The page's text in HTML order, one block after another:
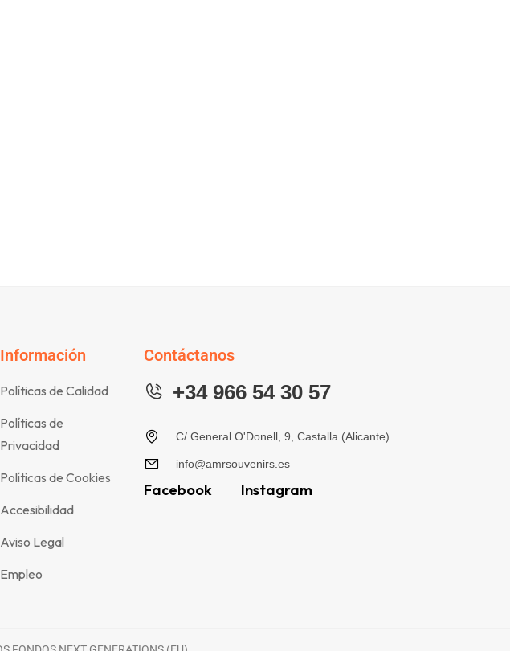
Información
Políticas de Calidad
Políticas de
Privacidad
Políticas de Cookies
Accesibilidad
Aviso Legal
Empleo
Contáctanos
+34 966 54 30 57
C/ General O'Donell, 9, Castalla (Alicante)
info@amrsouvenirs.es
Facebook Instagram